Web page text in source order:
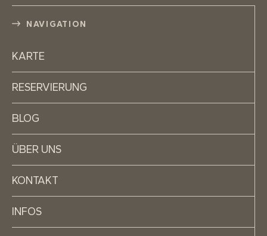
NAVIGATION
KARTE
RESERVIERUNG
BLOG
ÜBER UNS
KONTAKT
INFOS